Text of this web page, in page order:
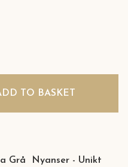
TO BASKET
Grå Nyanser - Unikt